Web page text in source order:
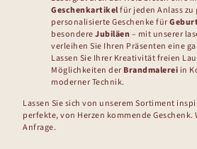
Geschenkartikelfür jeden Anlass zu
personalisierte Geschenke für
besondereJubiläen– mit unserer
verleihen Sie Ihren Präsenten eine
Lassen Sie Ihrer Kreativität freien
Möglichkeiten der Brandmalerei in
moderner Technik.
Lassen Sie sich von unserem Sortiment
perfekte, von Herzen kommende
Anfrage.